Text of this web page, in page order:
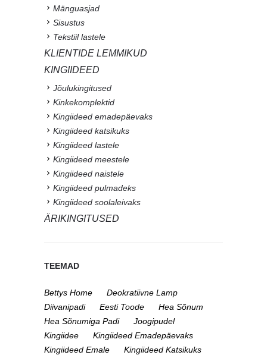
Mänguasjad
Sisustus
Tekstiil lastele
KLIENTIDE LEMMIKUD
KINGIIDEED
Jõulukingitused
Kinkekomplektid
Kingiideed emadepäevaks
Kingiideed katsikuks
Kingiideed lastele
Kingiideed meestele
Kingiideed naistele
Kingiideed pulmadeks
Kingiideed soolaleivaks
ÄRIKINGITUSED
TEEMAD
Bettys Home
Deokratiivne Lamp
Diivanipadi
Eesti Toode
Hea Sõnum
Hea Sõnumiga Padi
Joogipudel
Kingiidee
Kingiideed Emadepäevaks
Kingiideed Emale
Kingiideed Katsikuks